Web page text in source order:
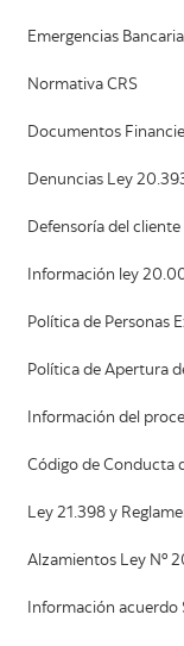
Emergencias
Normativa CRS
Documentos
Denuncias Ley
Defensoría del cliente
Información ley
Política de Personas
Política de Apertura
Información del
Código de Conducta
Ley 21.398 y
Alzamientos Ley Nº
Información acuerdo